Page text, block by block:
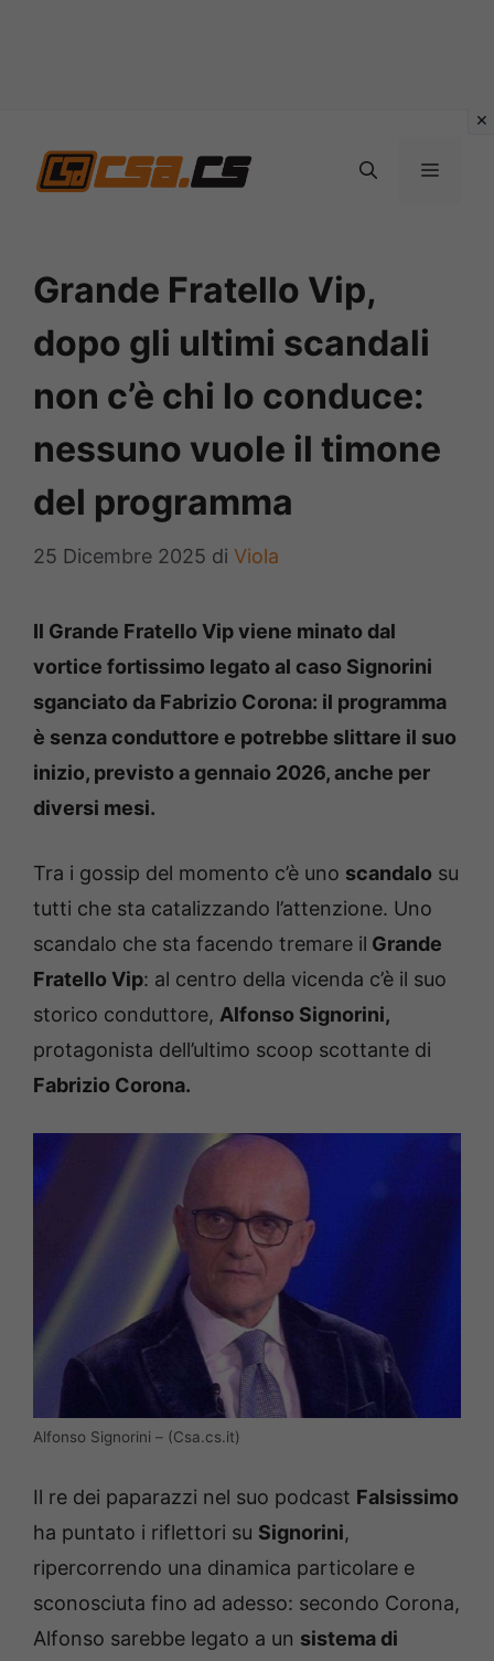
contenuto
MENU
Grande Fratello Vip,
dopo gli ultimi scandali
non c’è chi lo conduce:
nessuno vuole il timone
del programma
25 Dicembre 2025 di Viola
Il Grande Fratello Vip viene minato dal
vortice fortissimo legato al caso Signorini
sganciato da Fabrizio Corona: il programma
è senza conduttore e potrebbe slittare il suo
inizio, previsto a gennaio 2026, anche per
diversi mesi.
Tra i gossip del momento c’è uno scandalo su
tutti che sta catalizzando l’attenzione. Uno
scandalo che sta facendo tremare il Grande
Fratello Vip: al centro della vicenda c’è il suo
storico conduttore, Alfonso Signorini,
protagonista dell’ultimo scoop scottante di
Fabrizio Corona.
Alfonso Signorini – (Csa.cs.it)
Il re dei paparazzi nel suo podcast Falsissimo
ha puntato i riflettori su Signorini,
ripercorrendo una dinamica particolare e
sconosciuta fino ad adesso: secondo Corona,
Alfonso sarebbe legato a un sistema di